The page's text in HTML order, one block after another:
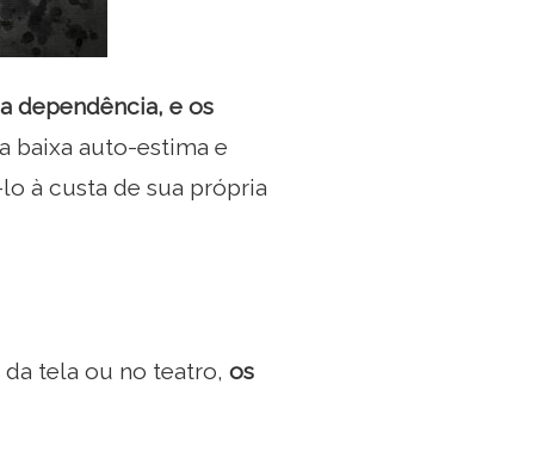
dependência, e os
baixa auto-estima e
à custa de sua própria
tela ou no teatro, os